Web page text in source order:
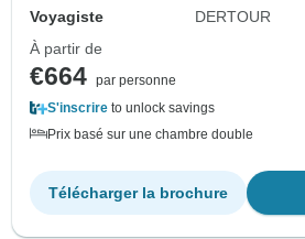
Voyagiste
DERTOUR
À partir de
€664 par personne
S'inscrire to unlock savings
Prix basé sur une chambre double
Télécharger la brochure